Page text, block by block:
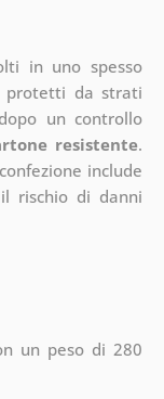
in uno spesso
protetti da strati
un controllo
resistente.
include
rischio di danni
un peso di 280